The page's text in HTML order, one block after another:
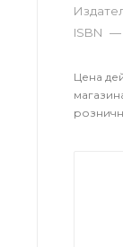
ISBN —
Цена